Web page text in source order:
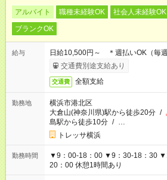
アルバイト 職種未経験OK 社会人未経験OK
ブランクOK
給与
日給10,500円～ ＊週払いOK（毎週
交通費別途支給あり
交通費 全額支給
勤務地
横浜市港北区
大倉山(神奈川県)駅から徒歩20分 /
島駅から徒歩10分 / …
トレッサ横浜
勤務時間
▼9：00-18：00 ▼9：30-18：30
20：00 休憩1時間あり